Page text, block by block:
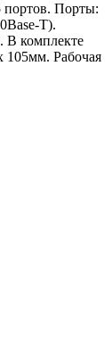
портов. Порты:
T).
В комплекте
Рабочая